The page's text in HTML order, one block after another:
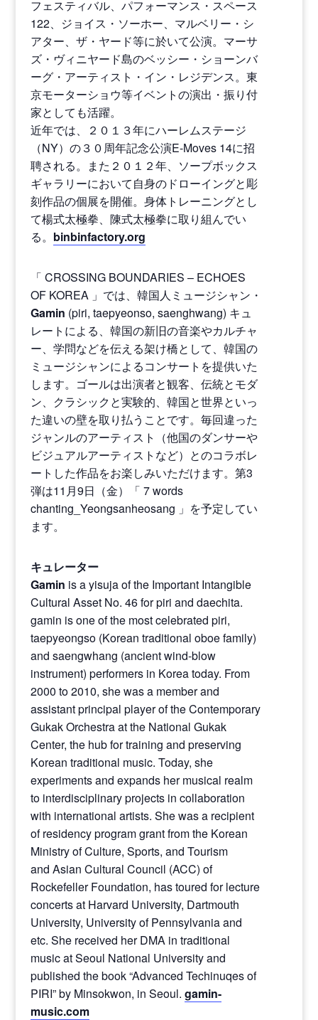
フェスティバル、パフォーマンス・スペース
122、ジョイス・ソーホー、マルベリー・シ
アター、ザ・ヤード等に於いて公演。マーサ
ズ・ヴィニヤード島のベッシー・ショーンバ
ーグ・アーティスト・イン・レジデンス。東
京モーターショウ等イベントの演出・振り付
家としても活躍。
近年では、２０１３年にハーレムステージ
（NY）の３０周年記念公演E-Moves 14に招
聘される。また２０１２年、ソープボックス
ギャラリーにおいて自身のドローイングと彫
刻作品の個展を開催。身体トレーニングとし
て楊式太極拳、陳式太極拳に取り組んでい
る。 binbinfactory.org
「 CROSSING BOUNDARIES – ECHOES
OF KOREA 」では、韓国人ミュージシャン・
Gamin (piri, taepyeonso, saenghwang) キュ
レートによる、韓国の新旧の音楽やカルチャ
ー、学問などを伝える架け橋として、韓国の
ミュージシャンによるコンサートを提供いた
します。ゴールは出演者と観客、伝統とモダ
ン、クラシックと実験的、韓国と世界といっ
た違いの壁を取り払うことです。毎回違った
ジャンルのアーティスト（他国のダンサーや
ビジュアルアーティストなど）とのコラボレ
ートした作品をお楽しみいただけます。第3
弾は11月9日（金）「 7 words
chanting_Yeongsanheosang 」 を予定してい
ます。
キュレーター
Gamin is a yisuja of the Important Intangible
Cultural Asset No. 46 for piri and daechita.
gamin is one of the most celebrated piri,
taepyeongso (Korean traditional oboe family)
and saengwhang (ancient wind-blow
instrument) performers in Korea today. From
2000 to 2010, she was a member and
assistant principal player of the Contemporary
Gukak Orchestra at the National Gukak
Center, the hub for training and preserving
Korean traditional music. Today, she
experiments and expands her musical realm
to interdisciplinary projects in collaboration
with international artists. She was a recipient
of residency program grant from the Korean
Ministry of Culture, Sports, and Tourism
and Asian Cultural Council (ACC) of
Rockefeller Foundation, has toured for lecture
concerts at Harvard University, Dartmouth
University, University of Pennsylvania and
etc. She received her DMA in traditional
music at Seoul National University and
published the book “Advanced Techinuqes of
PIRI” by Minsokwon, in Seoul. gamin-
music.com